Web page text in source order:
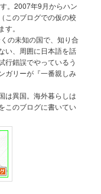
。2007年9月からハン
このブログでの仮の校
。
の未知の国で、知り合
い、周囲に日本語を話
錯誤でやっているう
ガリーが『一番親しみ
は異国。海外暮らしは
このブログに書いてい